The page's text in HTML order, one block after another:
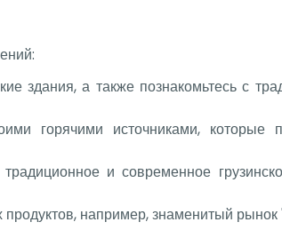
здания, а также познакомьтесь с
горячими источниками, которые
и современное
например, знаменитый рынок